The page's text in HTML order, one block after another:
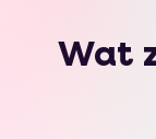
Wat